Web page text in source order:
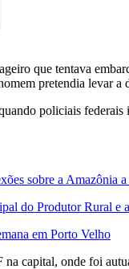
que tentava
pretendia levar
policiais
sobre a Amazônia a
do Produtor Rural e
em Porto Velho
capital, onde foi